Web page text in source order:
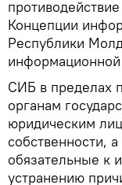
Концепции
Республики
СИБ в пределах
органам
юридическим
собственности,
обязательные к
устранению